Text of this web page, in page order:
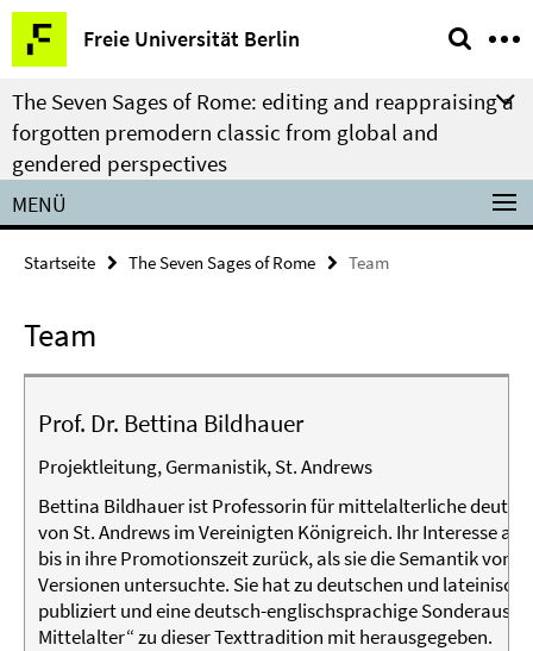
Springe
direkt
zu
Inhalt
Freie Universität Berlin
Service-
Navigation
The Seven Sages of Rome: editing and reappraising a
forgotten premodern classic from global and
gendered perspectives
MENÜ
Startseite The Seven Sages of Rome Team
Team
Prof. Dr. Bettina Bildhauer
Projektleitung, Germanistik, St. Andrews
Bettina Bildhauer ist Professorin für mittelalterliche
von St. Andrews im Vereinigten Königreich. Ihr Interesse an
bis in ihre Promotionszeit zurück, als sie die Semantik von
Versionen untersuchte. Sie hat zu deutschen und
publiziert und eine deutsch-englischsprachige
Mittelalter“ zu dieser Texttradition mit herausgegeben.